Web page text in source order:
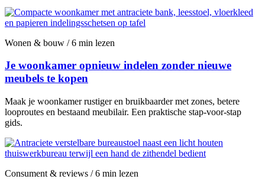
Wonen & bouw / 6 min lezen
Je woonkamer opnieuw indelen zonder nieuwe
meubels te kopen
Maak je woonkamer rustiger en bruikbaarder met zones, betere
looproutes en bestaand meubilair. Een praktische stap-voor-stap
gids.
Consument & reviews / 6 min lezen